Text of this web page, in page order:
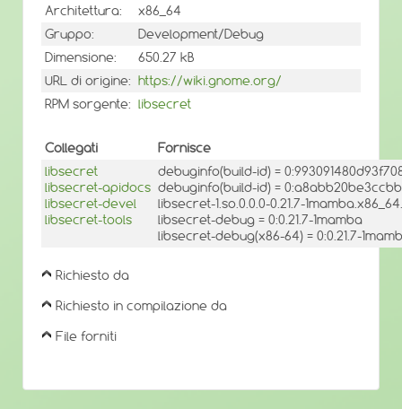
Architettura:
x86_64
Gruppo:
Development/Debug
Dimensione:
650.27 kB
URL di origine: https://wiki.gnome.org/
RPM sorgente: libsecret
Collegati
Fornisce
libsecret
libsecret-apidocs
libsecret-devel
libsecret-tools
debuginfo(build-id) =
debuginfo(build-id) =
libsecret-1.so.0.0.0-0.21.7-
libsecret-debug = 0:0.21.7-1mamba
libsecret-debug(x86-64) = 0:0.21.7-
Richiesto da
Richiesto in compilazione da
File forniti